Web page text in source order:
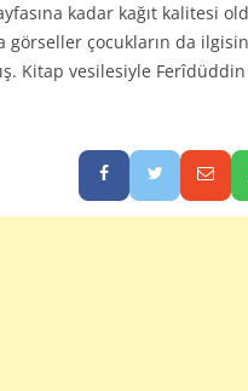
kadar kağıt kalitesi
görseller çocukların da
Kitap vesilesiyle